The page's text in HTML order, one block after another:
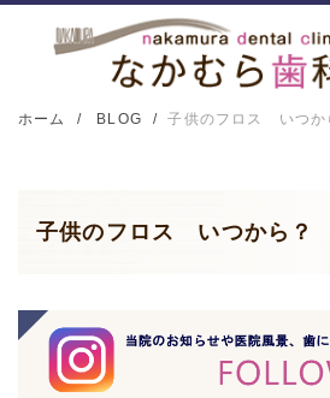
ホーム BLOG 子供のフロス いつか
子供のフロス いつから？